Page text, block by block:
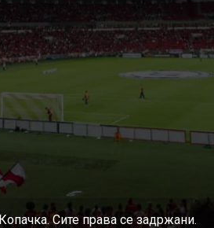
Сите права се задржани.